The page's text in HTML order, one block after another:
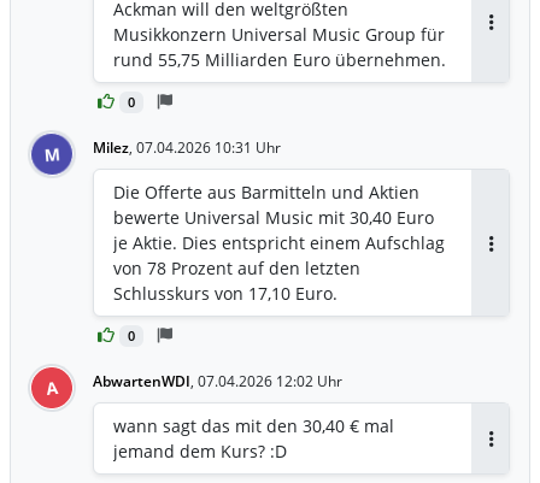
0
Ackman will den weltgrößten
Musikkonzern Universal Music Group für
rund 55,75 Milliarden Euro übernehmen.
M Milez, 07.04.2026 10:31 Uhr
0
Die Offerte aus Barmitteln und Aktien
bewerte Universal Music mit 30,40 Euro
je Aktie. Dies entspricht einem Aufschlag
von 78 Prozent auf den letzten
Schlusskurs von 17,10 Euro.
A AbwartenWDI, 07.04.2026 12:02 Uhr
wann sagt das mit den 30,40 € mal
jemand dem Kurs? :D